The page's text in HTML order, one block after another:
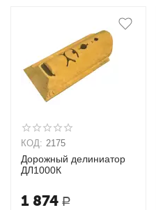
КОД: 2175
Дорожный делиниатор
ДЛ1000К
1 874 Р